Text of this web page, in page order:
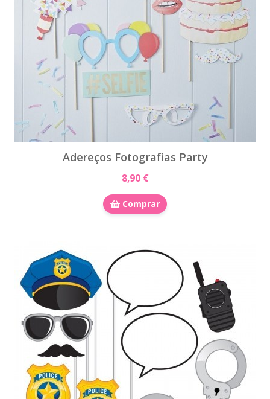
Adereços Fotografias Party
8,90 €
Comprar